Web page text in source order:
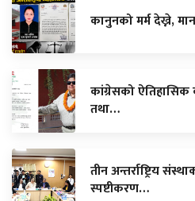
कानुनको मर्म देख्ने,
कांग्रेसको
तथा…
तीन अन्तर्राष्ट्रिय
स्पष्टीकरण…